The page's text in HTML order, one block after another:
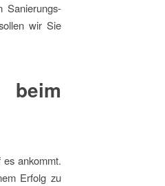
Sanierungs-
wir Sie
ankommt.
Erfolg zu